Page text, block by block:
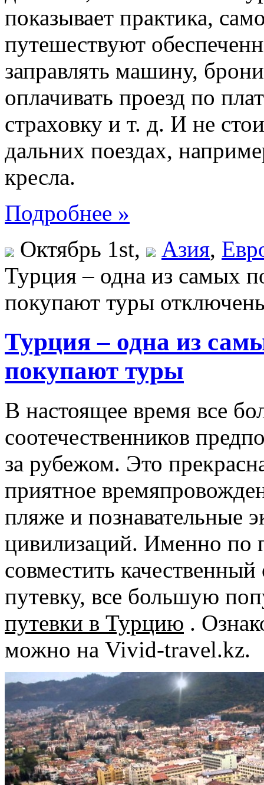
показывает практика,
путешествуют
заправлять машину,
оплачивать проезд по
страховку и т. д. И не
дальних поездах,
кресла.
Подробнее »
Октябрь 1st,
Азия,
Турция – одна из самых
покупают туры
Турция – одна из
покупают туры
В настоящее время все
соотечественников
за рубежом. Это
приятное
пляже и познавательные
цивилизаций. Именно по
совместить
путевку, все большую
путевки в Турцию .
можно на Vivid-travel.kz.